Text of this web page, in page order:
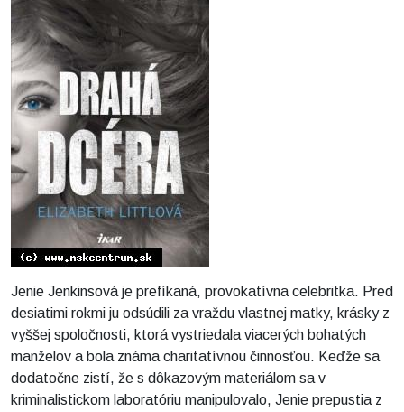
Jenie Jenkinsová je prefíkaná, provokatívna celebritka. Pred
desiatimi rokmi ju odsúdili za vraždu vlastnej matky, krásky z
vyššej spoločnosti, ktorá vystriedala viacerých bohatých
manželov a bola známa charitatívnou činnosťou. Keďže sa
dodatočne zistí, že s dôkazovým materiálom sa v
kriminalistickom laboratóriu manipulovalo, Jenie prepustia z